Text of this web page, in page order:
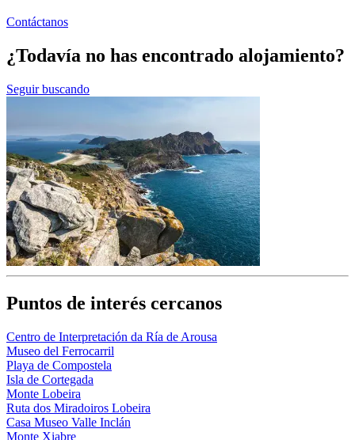
Contáctanos
¿Todavía no has encontrado alojamiento?
Seguir buscando
Puntos de interés cercanos
Centro de Interpretación da Ría de Arousa
Museo del Ferrocarril
Playa de Compostela
Isla de Cortegada
Monte Lobeira
Ruta dos Miradoiros Lobeira
Casa Museo Valle Inclán
Monte Xiabre